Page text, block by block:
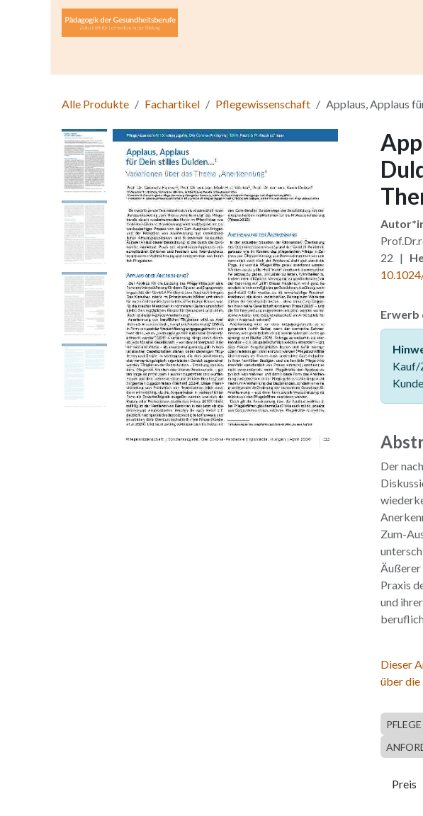
Zum Inhalt springen
Alle Produkte Fachartikel Pflegewissenschaft Applaus, Applaus
22 |
Erwerb
Kauf/
Der
Zum-
Äußerer
Praxis
und
Dieser
über die
PFLEGE
Preis